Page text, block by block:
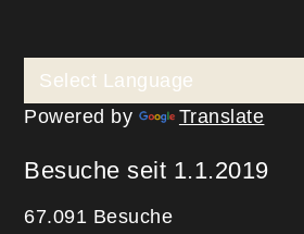
Powered by Translate
Besuche seit 1.1.2019
67.091 Besuche